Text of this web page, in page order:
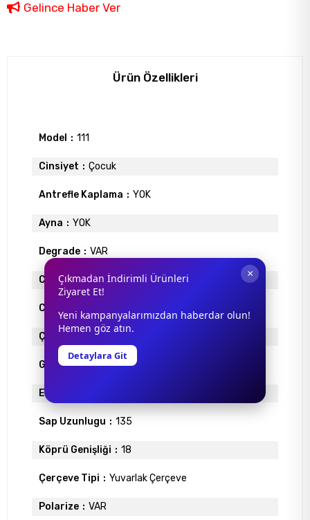
Gelince Haber Ver
Ürün Özellikleri
Model 111
Cinsiyet Çocuk
Antrefle Kaplama YOK
Ayna YOK
Degrade VAR
Cam Materyali ORGANİK
Cam Rengi
Çerçeve Materyali
Gövde Rengi SARI
Ekartman
Sap Uzunlugu 135
Köprü Genişliği 18
Çerçeve Tipi Yuvarlak Çerçeve
Polarize VAR
×
Çıkmadan İndirimli Ürünleri
Ziyaret Et!
Yeni kampanyalarımızdan haberdar olun!
Hemen göz atın.
Detaylara Git